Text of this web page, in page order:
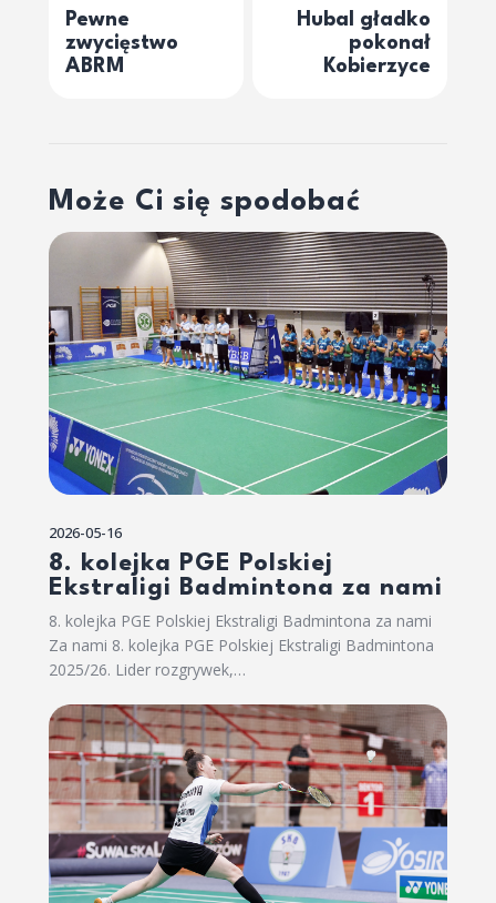
Pewne
zwycięstwo
ABRM
Hubal gładko
pokonał
Kobierzyce
Może Ci się spodobać
2026-05-16
8. kolejka PGE Polskiej
Ekstraligi Badmintona za nami
8. kolejka PGE Polskiej Ekstraligi Badmintona za nami
Za nami 8. kolejka PGE Polskiej Ekstraligi Badmintona
2025/26. Lider rozgrywek,…